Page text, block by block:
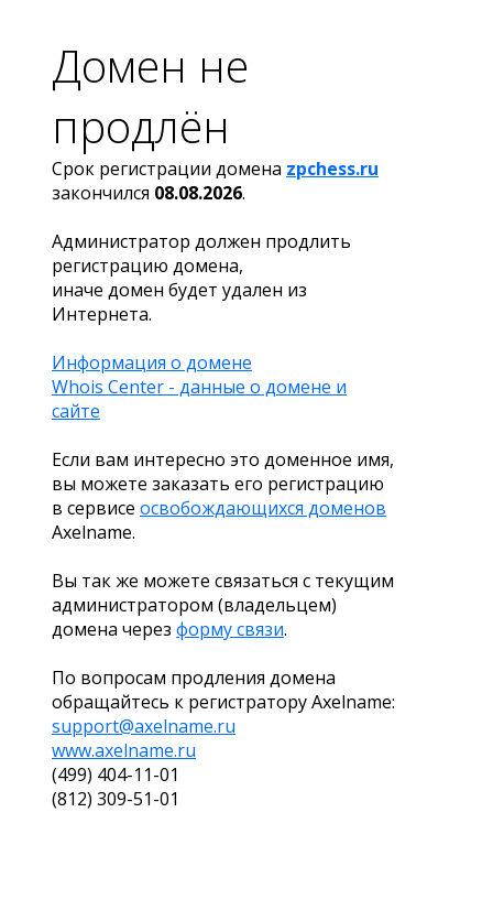
Домен не
продлён
Срок регистрации домена zpchess.ru
закончился 08.08.2026.
Администратор должен продлить
регистрацию домена,
иначе домен будет удален из
Интернета.
Информация о домене
Whois Center - данные о домене и
сайте
Если вам интересно это доменное имя,
вы можете заказать его регистрацию
в сервисе освобождающихся доменов
Axelname.
Вы так же можете связаться с текущим
администратором (владельцем)
домена через форму связи.
По вопросам продления домена
обращайтесь к регистратору Axelname:
support@axelname.ru
www.axelname.ru
(499) 404-11-01
(812) 309-51-01